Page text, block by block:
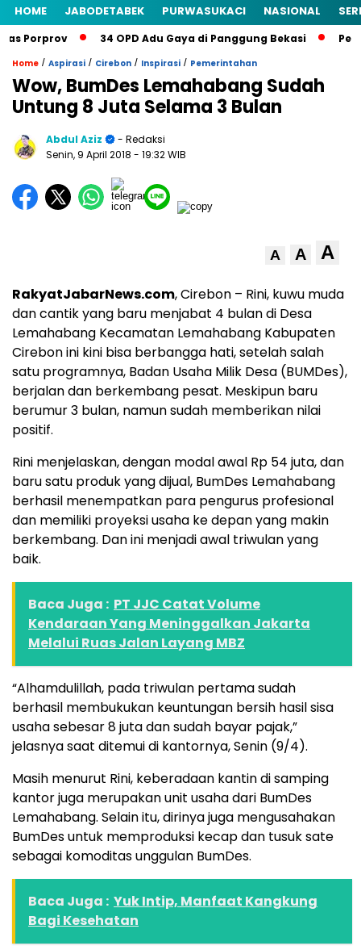
HOME JABODETABEK PURWASUKACI NASIONAL
Porprov 34 OPD Adu Gaya di Panggung Bekasi
Home / Aspirasi / Cirebon / Inspirasi / Pemerintahan
Wow, BumDes Lemahabang Sudah
Untung 8 Juta Selama 3 Bulan
Abdul Aziz
- Redaksi
Senin, 9 April 2018 - 19:32 WIB
A A A
RakyatJabarNews.com, Cirebon – Rini, kuwu muda
dan cantik yang baru menjabat 4 bulan di Desa
Lemahabang Kecamatan Lemahabang Kabupaten
Cirebon ini kini bisa berbangga hati, setelah salah
satu programnya, Badan Usaha Milik Desa (BUMDes),
berjalan dan berkembang pesat. Meskipun baru
berumur 3 bulan, namun sudah memberikan nilai
positif.
Rini menjelaskan, dengan modal awal Rp 54 juta, dan
baru satu produk yang dijual, BumDes Lemahabang
berhasil menempatkan para pengurus profesional
dan memiliki proyeksi usaha ke depan yang makin
berkembang. Dan ini menjadi awal triwulan yang
baik.
Baca Juga : PT JJC Catat Volume
Kendaraan Yang Meninggalkan Jakarta
Melalui Ruas Jalan Layang MBZ
“Alhamdulillah, pada triwulan pertama sudah
berhasil membukukan keuntungan bersih hasil sisa
usaha sebesar 8 juta dan sudah bayar pajak,”
jelasnya saat ditemui di kantornya, Senin (9/4).
Masih menurut Rini, keberadaan kantin di samping
kantor juga merupakan unit usaha dari BumDes
Lemahabang. Selain itu, dirinya juga mengusahakan
BumDes untuk memproduksi kecap dan tusuk sate
sebagai komoditas unggulan BumDes.
Baca Juga : Yuk Intip, Manfaat Kangkung
Bagi Kesehatan